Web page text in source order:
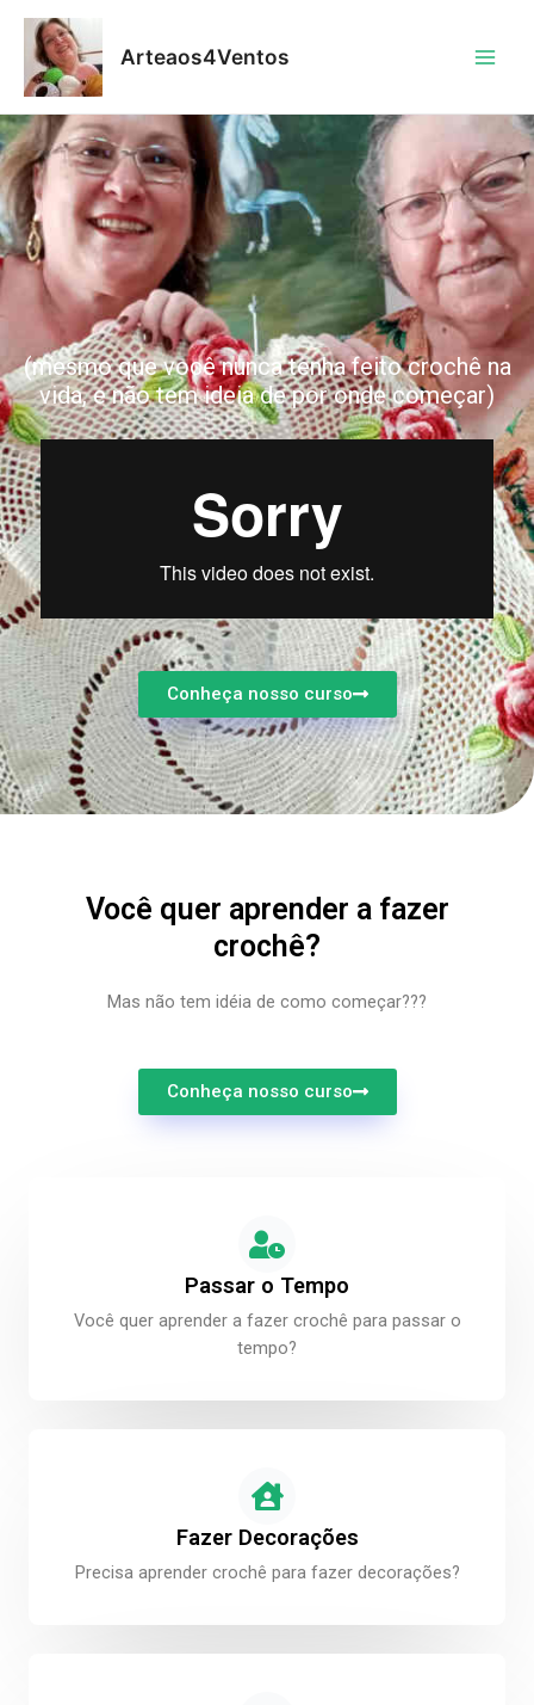
Arteaos4Ventos
(mesmo que você nunca tenha feito crochê na
vida, e não tem ideia de por onde começar)
Conheça nosso curso
Você quer aprender a fazer
crochê?
Mas não tem idéia de como começar???
Conheça nosso curso
Passar o Tempo
Você quer aprender a fazer crochê para passar o
tempo?
Fazer Decorações
Precisa aprender crochê para fazer decorações?